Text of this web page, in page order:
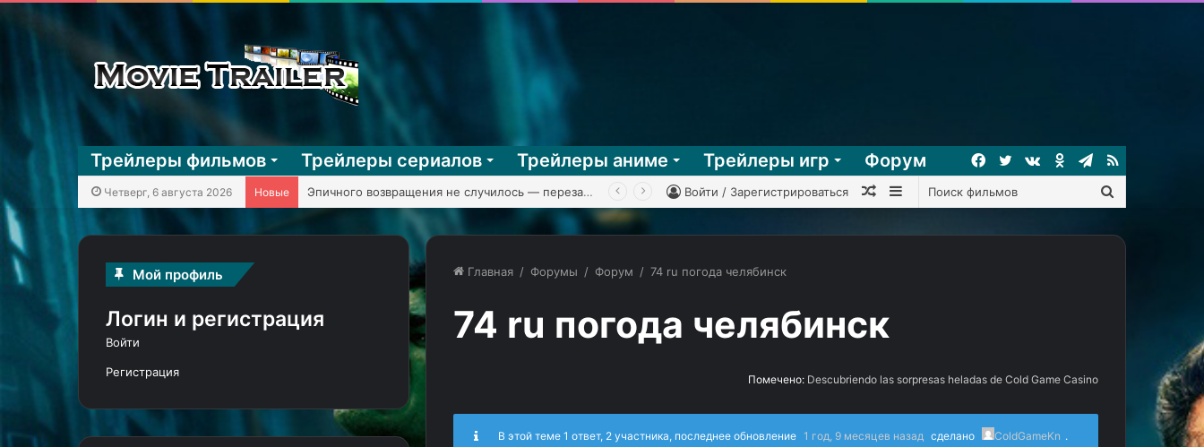
Трейлеры фильмов Трейлеры сериалов Трейлеры аниме Трейлеры игр Форум RSS
Telegram
Одноклассники
vk.com
Twitter
Facebook
Четверг, 6 августа 2026 Новые KГ игpaeт: Mega Man Battle Network 3, часть 2 Sidebar
Случайный
Войти / Зарегистрироваться
Главная / Форумы / Форум / 74 ru погода челябинск
74 ru погода челябинск
Помечено: Descubriendo las sorpresas heladas de Cold Game Casino
В этой теме 1 ответ, 2 участника, последнее обновление 1 год, 9 месяцев назад сделано ColdGameKn .
Мой профиль
Логин и регистрация
Войти
Регистрация